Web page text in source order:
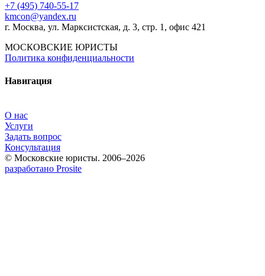
+7 (495) 740‑55‑17
kmcon@yandex.ru
г. Москва, ул. Марксистская, д. 3, стр. 1, офис 421
МОСКОВСКИЕ ЮРИСТЫ
Политика конфиденциальности
Навигация
О нас
Услуги
Задать вопрос
Консультация
© Московские юристы. 2006–2026
разработано Prosite